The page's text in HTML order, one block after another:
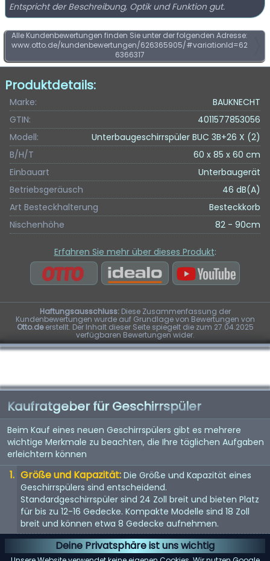
Deine Privatsphäre ist uns wichtig
Entspricht der Beschreibung, Optik und Funktion gut.
Alle Kundenbewertungen finden Sie unter der folgenden Adresse:
www.otto.de/kundenbewertungen/626365905/#variationId=62
6366317
Produktdetails:
Marke:
BAUKNECHT
GTIN:
4011577853056
Modell:
Unterbaugeschirrspüler BUC 3B+26 X (2)
B/H/T
60 x 85 x 60 cm
Einbauart
Unterbaugerät
Betriebsgeräusch
46 dB(A)
Art Besteckhalterung
Besteckkorb
Nischenhöhe
82 - 90cm
Erfahren Sie mehr über dieses Produkt:
Haftungsausschluss:Diese Zusammenfassung der
Kundenbewertungen wurde auf Grundlage von Bewertungen von
Otto.deerstellt. Der Inhalt dieser Seite spiegelt die zum 27.04.2025
verfügbaren Bewertungen wider.
Kaufratgeber für Geschirrspüler
Beim Kauf eines neuen Geschirrspülers gibt es mehrere
wichtige Merkmale zu beachten, die Ihre täglichen Aufgaben
erleichtern können
Größe und Kapazität: Die Größe und Kapazität eines
Geschirrspülers sind entscheidend.
Standardgeschirrspüler sind 24 Zoll breit und bieten Platz
für bis zu 12-16 Gedecke. Kompakte Modelle sind 18 Zoll
breit und können etwa 8 Gedecke aufnehmen.
Energieeffizienz: Achten Sie auf Geschirrspüler mit einer
Energy Star-Bewertung. Diese Modelle verbrauchen